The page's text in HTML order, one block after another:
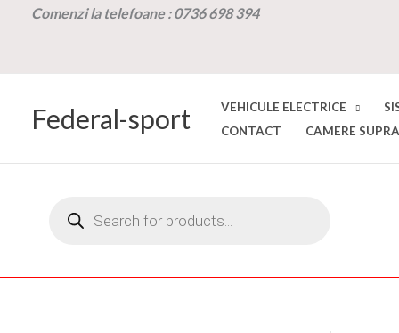
Comenzi la telefoane :0736 698 394
Federal-sport VEHICULE ELECTRICE
CONTACT
CAMERE